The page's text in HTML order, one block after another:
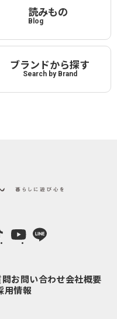
読みもの
Blog
ブランドから探す
Search by Brand
LINE
お問い合わせ会社概要
用情報